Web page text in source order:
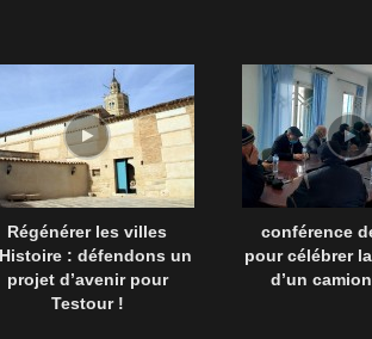
Régénérer les villes
: défendons un
projet d’avenir pour
Testour !
conférence
pour célébrer
d’un